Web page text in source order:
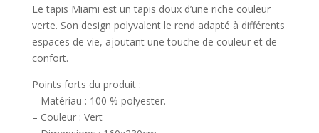
Le tapis Miami est un tapis doux d’une riche couleur
verte. Son design polyvalent le rend adapté à différents
espaces de vie, ajoutant une touche de couleur et de
confort.
Points forts du produit :
– Matériau : 100 % polyester.
– Couleur : Vert